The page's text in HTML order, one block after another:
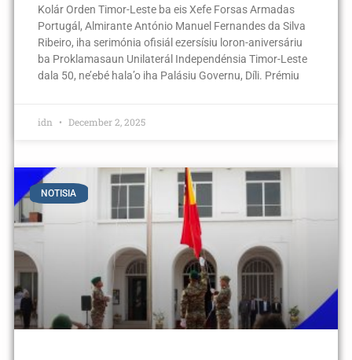
Kolár Orden Timor-Leste ba eis Xefe Forsas Armadas
Portugál, Almirante António Manuel Fernandes da Silva
Ribeiro, iha serimónia ofisiál ezersísiu loron-aniversáriu
ba Proklamasaun Unilaterál Independénsia Timor-Leste
dala 50, ne’ebé hala’o iha Palásiu Governu, Díli. Prémiu
idn December 2, 2025
NOTISIA